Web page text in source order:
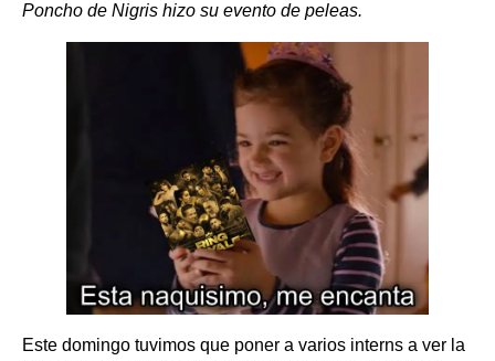
Poncho de Nigris hizo su evento de peleas.
Este domingo tuvimos que poner a varios interns a ver la